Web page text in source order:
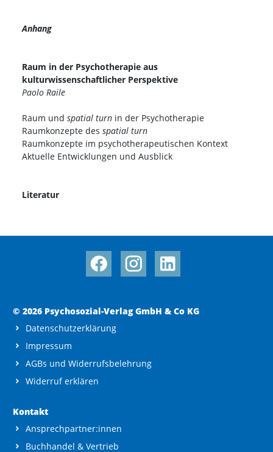
Anhang
Raum in der Psychotherapie aus
kulturwissenschaftlicher Perspektive
Paolo Raile
Raum und spatial turn in der Psychotherapie
Raumkonzepte des spatial turn
Raumkonzepte im psychotherapeutischen Kontext
Aktuelle Entwicklungen und Ausblick
Literatur
© 2026 Psychosozial-Verlag GmbH & Co KG
Datenschutzerklärung
Impressum
AGBs und Widerrufsbelehrung
Widerruf erklären
Kontakt
Ansprechpartner:innen
Buchhandel & Vertrieb